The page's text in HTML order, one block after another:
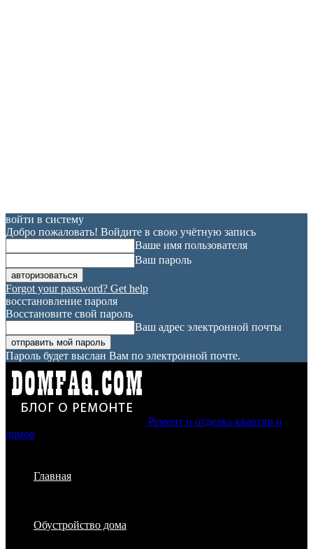
войти в систему
Добро пожаловать! Войдите в свою учётную запись
Ваше имя пользователя
Ваш пароль
Forgot your password? Get help
восстановление пароля
Восстановите свой пароль
Ваш адрес электронной почты
Пароль будет выслан Вам по электронной почте.
Ремонт и отделка квартир и
домов
Главная
Обустройство дома